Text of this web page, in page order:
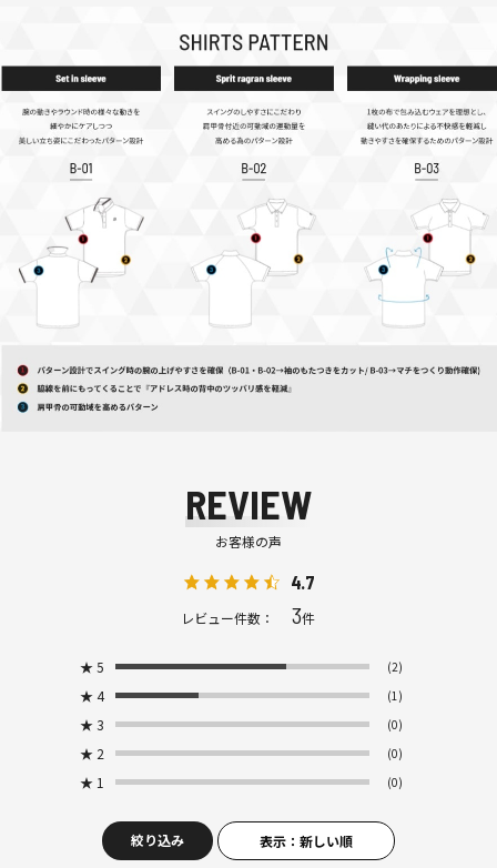
REVIEW
お客様の声
4.7
レビュー件数： 3件
★ 5 (2)
★ 4 (1)
★ 3 (0)
★ 2 (0)
★ 1 (0)
絞り込み 表示：新しい順